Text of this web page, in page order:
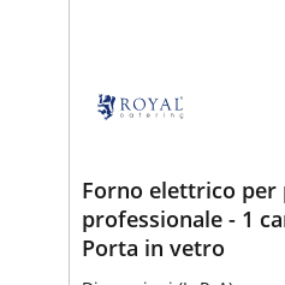
Forno elettrico per
professionale - 1
Porta in vetro